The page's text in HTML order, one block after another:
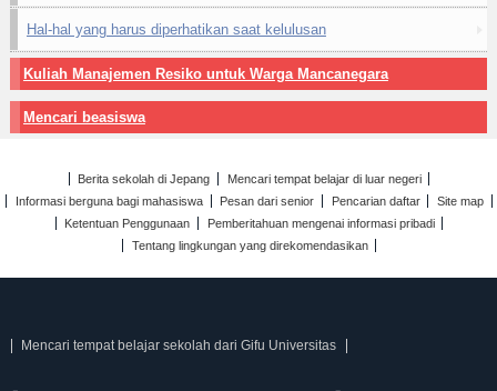
Hal-hal yang harus diperhatikan saat kelulusan
Kuliah Manajemen Resiko untuk Warga Mancanegara
Mencari beasiswa
Berita sekolah di Jepang
Mencari tempat belajar di luar negeri
Informasi berguna bagi mahasiswa
Pesan dari senior Pencarian daftar
Site map
Ketentuan Penggunaan
Pemberitahuan mengenai informasi pribadi
Tentang lingkungan yang direkomendasikan
Mencari tempat belajar sekolah dari Gifu Universitas